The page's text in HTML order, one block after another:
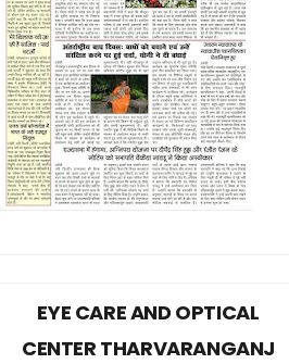
EYE CARE AND OPTICAL
CENTER THARVARANGANJ